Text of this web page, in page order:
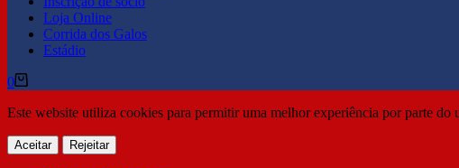
Loja Online
Corrida dos Galos
Estádio
0
Este website utiliza cookies para permitir uma melhor experiência por parte
Aceitar Rejeitar